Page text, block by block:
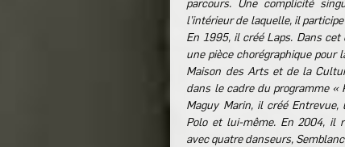
l’intérieur de laquelle, il
En 1995, il créé Laps. Dans
une pièce chorégraphique pour
Maison des Arts et de la
dans le cadre du programme «
Maguy Marin, il créé
Polo et lui-même. En 2004, il
avec quatre danseurs,